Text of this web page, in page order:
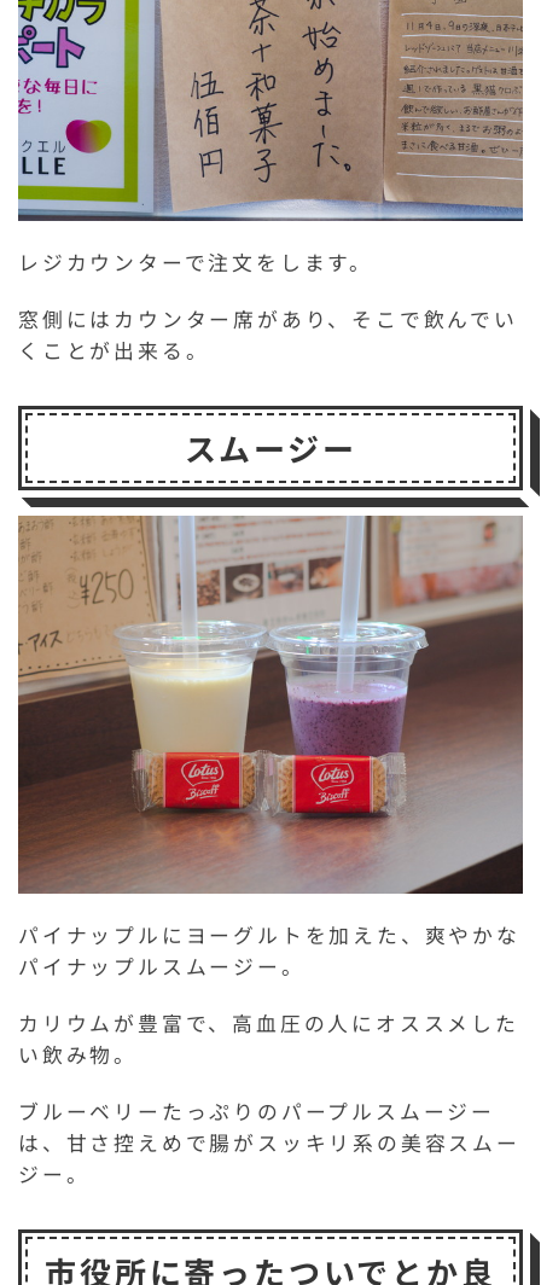
レジカウンターで注文をします。
窓側にはカウンター席があり、そこで飲んでい
くことが出来る。
スムージー
パイナップルにヨーグルトを加えた、爽やかな
パイナップルスムージー。
カリウムが豊富で、高血圧の人にオススメした
い飲み物。
ブルーベリーたっぷりのパープルスムージー
は、甘さ控えめで腸がスッキリ系の美容スムー
ジー。
市役所に寄ったついでとか良